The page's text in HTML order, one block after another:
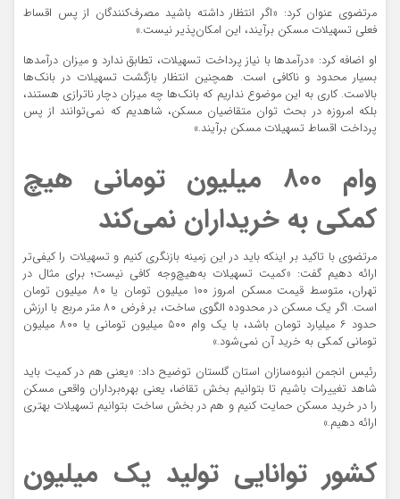
مرتضوی عنوان کرد: «اگر انتظار داشته باشید مصرف‌کنندگان از پس اقساط
فعلی تسهیلات مسکن برآیند، این امکان‌پذیر نیست.»
او اضافه کرد: «درآمدها با نیاز پرداخت تسهیلات، تطابق ندارد و میزان درآمدها
بسیار محدود و ناکافی است. همچنین انتظار بازگشت تسهیلات در بانک‌ها
بالاست. کاری به این موضوع نداریم که بانک‌ها چه میزان دچار ناترازی هستند،
بلکه امروزه در بحث توان متقاضیان مسکن، شاهدیم که نمی‌توانند از پس
پرداخت اقساط تسهیلات مسکن برآیند.»
وام ۸۰۰ میلیون تومانی هیچ
کمکی به خریداران نمی‌کند
مرتضوی با تاکید بر اینکه باید در این زمینه بازنگری کنیم و تسهیلات را کیفی‌تر
ارائه دهیم گفت: «کمیت تسهیلات به‌هیچ‌وجه کافی نیست؛ برای مثال در
تهران، متوسط قیمت مسکن امروز ۱۰۰ میلیون تومان یا ۸۰ میلیون تومان
است. اگر یک مسکن در محدوده الگوی ساخت، بر فرض ۸۰ متر مربع با ارزش
حدود ۶ میلیارد تومان باشد، با یک وام ۵۰۰ میلیون تومانی یا ۸۰۰ میلیون
تومانی کمکی به خرید آن نمی‌شود.»
رئیس انجمن انبوه‌سازان استان گلستان توضیح داد:‌ «یعنی هم در کمیت باید
شاهد تغییرات باشیم تا بتوانیم بخش تقاضا، یعنی بهره‌برداران واقعی مسکن
را در خرید مسکن حمایت کنیم و هم در بخش ساخت بتوانیم تسهیلات بهتری
ارائه دهیم.»
کشور توانایی تولید یک میلیون